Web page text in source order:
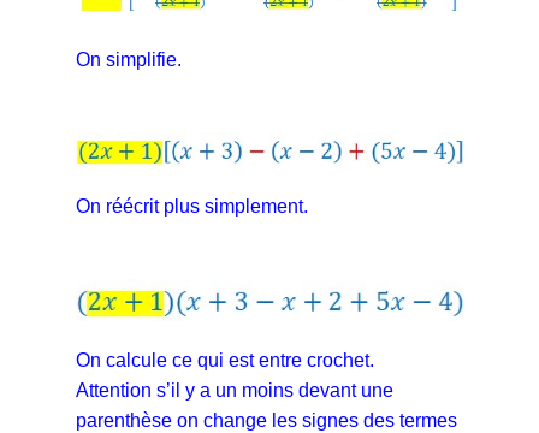
On simplifie.
On réécrit plus simplement.
On calcule ce qui est entre crochet.
Attention s’il y a un moins devant une
parenthèse on change les signes des termes